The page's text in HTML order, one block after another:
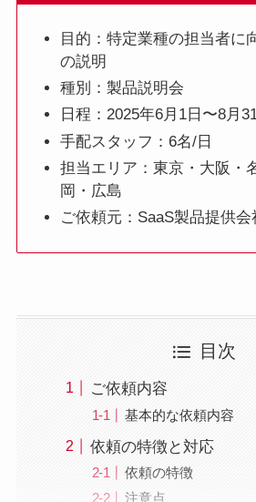
目的：特定業種の担当者に
の説明
種別：製品説明会
日程：2025年6月1日〜8月
手配スタッフ：6名/日
担当エリア：東京・大阪・
岡・広島
ご依頼元：SaaS製品提供会
目次
ご依頼内容
基本的な依頼内容
依頼の特徴と対応
依頼の特徴
注意点